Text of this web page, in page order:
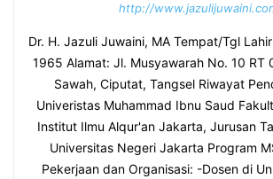
http://
Dr. H. Jazuli Juwaini, MA Tempat/Tgl
1965 Alamat: Jl. Musyawarah No. 10 RT
Sawah, Ciputat, Tangsel Riwayat
Univeristas Muhammad Ibnu Saud
Institut Ilmu Alqur'an Jakarta, Jurusan
Universitas Negeri Jakarta Program
Pekerjaan dan Organisasi: -Dosen di